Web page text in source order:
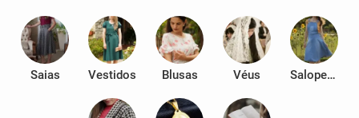
Saias Vestidos Blusas Véus Salopetes